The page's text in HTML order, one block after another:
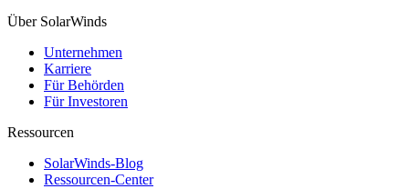
Über SolarWinds
Unternehmen
Karriere
Für Behörden
Für Investoren
Ressourcen
SolarWinds-Blog
Ressourcen-Center